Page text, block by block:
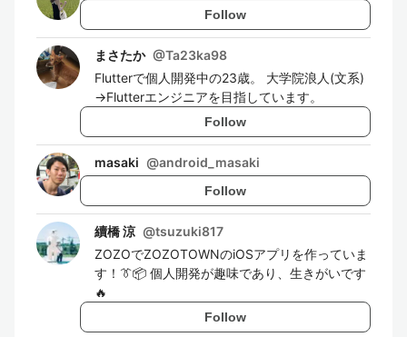
Follow
まさたか @Ta23ka98
Flutterで個人開発中の23歳。 大学院浪人(文系)
→Flutterエンジニアを目指しています。
Follow
masaki @android_masaki
Follow
續橋 涼 @tsuzuki817
ZOZOでZOZOTOWNのiOSアプリを作っていま
す！👔📦 個人開発が趣味であり、生きがいです
🔥
Follow